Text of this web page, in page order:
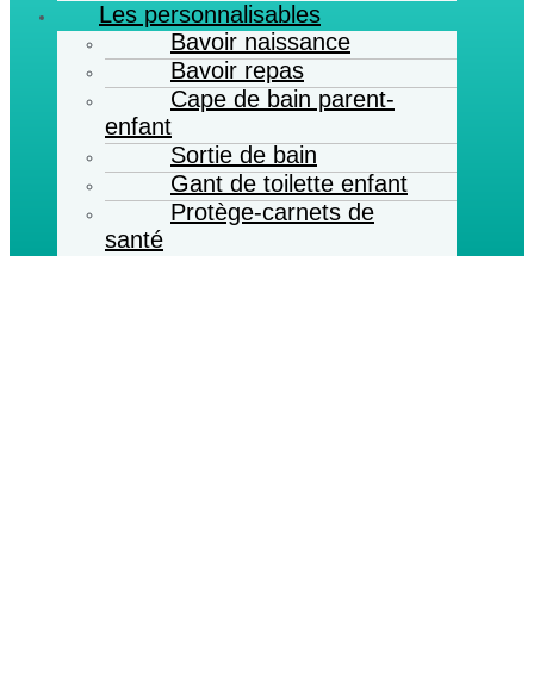
Les personnalisables
Bavoir naissance
Bavoir repas
Cape de bain parent-
enfant
Sortie de bain
Gant de toilette enfant
Protège-carnets de
santé